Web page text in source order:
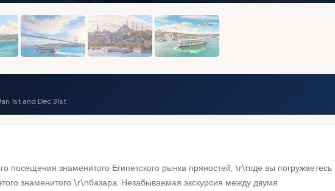
1st and Dec 31st
посещения знаменитого Египетского рынка пряностей, \r\nгде вы погружаетесь
знаменитого \r\nбазара. Незабываемая экскурсия между двумя